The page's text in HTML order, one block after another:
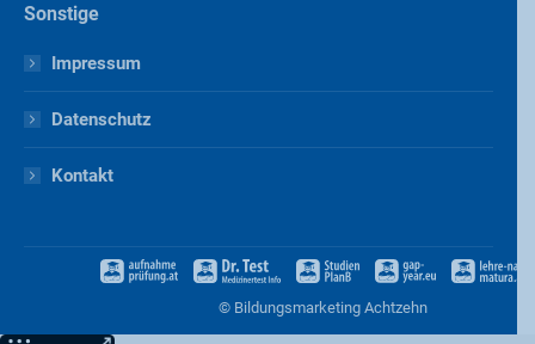
Sonstige
Impressum
Datenschutz
Kontakt
© Bildungsmarketing Achtzehn